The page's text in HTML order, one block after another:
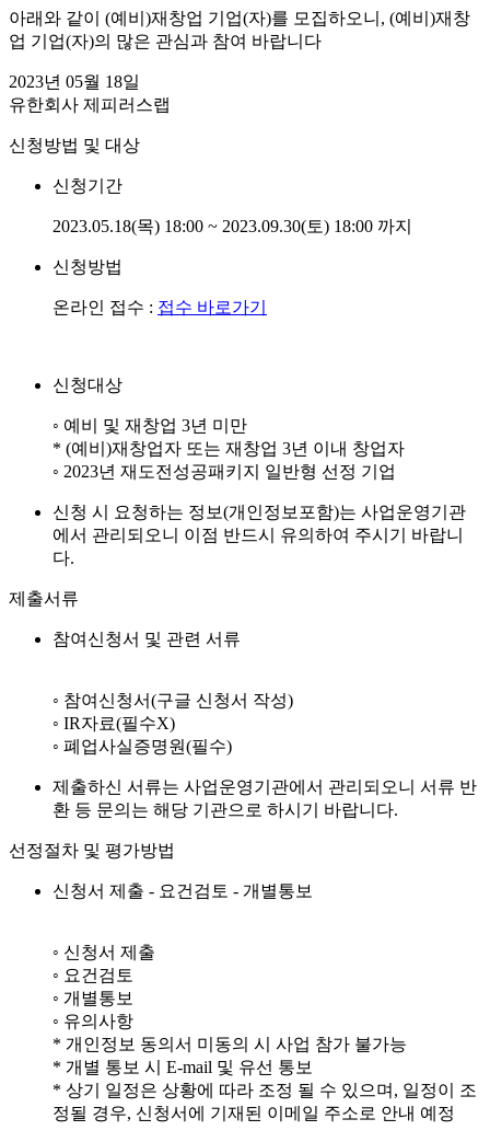
아래와 같이 (예비)재창업 기업(자)를 모집하오니, (예비)재창
업 기업(자)의 많은 관심과 참여 바랍니다
2023년 05월 18일
유한회사 제피러스랩
신청방법 및 대상
신청기간
2023.05.18(목) 18:00 ~ 2023.09.30(토) 18:00 까지
신청방법
온라인 접수 : 접수 바로가기
신청대상
◦ 예비 및 재창업 3년 미만
* (예비)재창업자 또는 재창업 3년 이내 창업자
◦ 2023년 재도전성공패키지 일반형 선정 기업
신청 시 요청하는 정보(개인정보포함)는 사업운영기관
에서 관리되오니 이점 반드시 유의하여 주시기 바랍니
다.
제출서류
참여신청서 및 관련 서류
◦ 참여신청서(구글 신청서 작성)
◦ IR자료(필수X)
◦ 폐업사실증명원(필수)
제출하신 서류는 사업운영기관에서 관리되오니 서류 반
환 등 문의는 해당 기관으로 하시기 바랍니다.
선정절차 및 평가방법
신청서 제출 - 요건검토 - 개별통보
◦ 신청서 제출
◦ 요건검토
◦ 개별통보
◦ 유의사항
* 개인정보 동의서 미동의 시 사업 참가 불가능
* 개별 통보 시 E-mail 및 유선 통보
* 상기 일정은 상황에 따라 조정 될 수 있으며, 일정이 조
정될 경우, 신청서에 기재된 이메일 주소로 안내 예정